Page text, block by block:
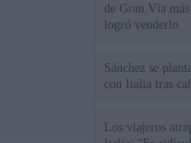
de Gran Vía
logró venderlo
Sánchez se
con Italia tras
Los viajeros